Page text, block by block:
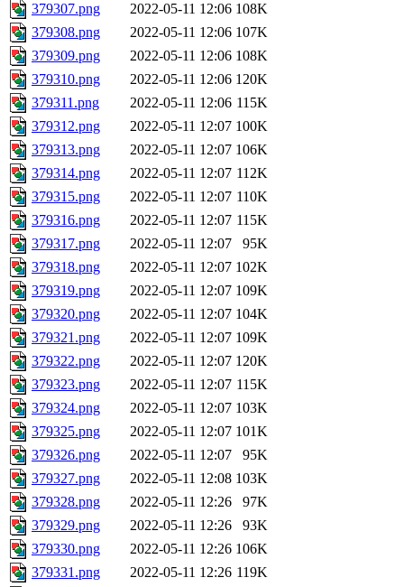
379307.png
2022-05-11 12:06 108K
379308.png
2022-05-11 12:06 107K
379309.png
2022-05-11 12:06 108K
379310.png
2022-05-11 12:06 120K
379311.png
2022-05-11 12:06 115K
379312.png
2022-05-11 12:07 100K
379313.png
2022-05-11 12:07 106K
379314.png
2022-05-11 12:07 112K
379315.png
2022-05-11 12:07 110K
379316.png
2022-05-11 12:07 115K
379317.png
2022-05-11 12:07
95K
379318.png
2022-05-11 12:07 102K
379319.png
2022-05-11 12:07 109K
379320.png
2022-05-11 12:07 104K
379321.png
2022-05-11 12:07 109K
379322.png
2022-05-11 12:07 120K
379323.png
2022-05-11 12:07 115K
379324.png
2022-05-11 12:07 103K
379325.png
2022-05-11 12:07 101K
379326.png
2022-05-11 12:07
95K
379327.png
2022-05-11 12:08 103K
379328.png
2022-05-11 12:26
97K
379329.png
2022-05-11 12:26
93K
379330.png
2022-05-11 12:26 106K
379331.png
2022-05-11 12:26 119K